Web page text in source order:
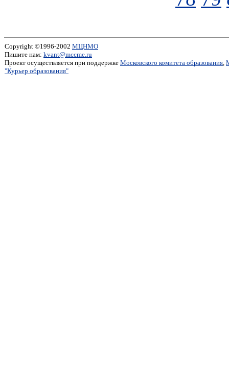
Copyright ©1996-2002 МЦНМО
Пишите нам: kvant@mccme.ru
Проект осуществляется при поддержке Московского комитета образования,
"Курьер образования"